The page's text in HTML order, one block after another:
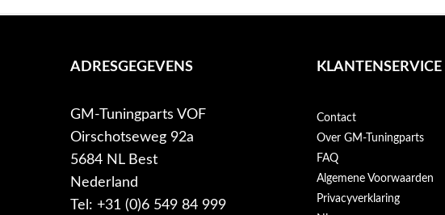
ADRESGEGEVENS
GM-Tuningparts VOF
Oirschotseweg 92a
5684 NL Best
Nederland
Tel: +31 (0)6 549 84 999
KLANTENSERVICE
Contact
Over GM-Tuningparts
FAQ
Algemene Voorwaarden
Privacyverklaring